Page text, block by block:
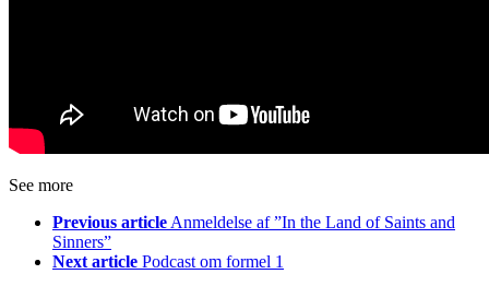
See more
Previous article Anmeldelse af ”In the Land of Saints and
Sinners”
Next article Podcast om formel 1